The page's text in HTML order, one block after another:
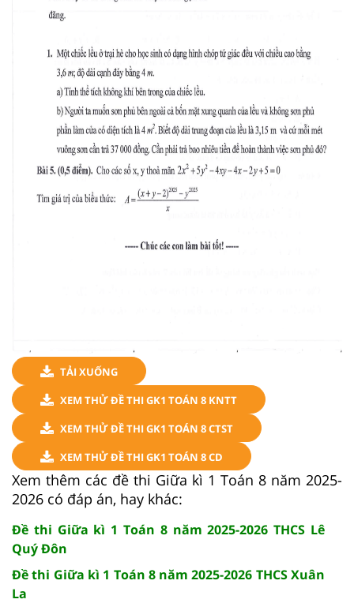
TẢI XUỐNG
XEM THỬ ĐỀ THI GK1 TOÁN 8 KNTT
XEM THỬ ĐỀ THI GK1 TOÁN 8 CTST
XEM THỬ ĐỀ THI GK1 TOÁN 8 CD
Xem thêm các đề thi Giữa kì 1 Toán 8 năm 2025-
2026 có đáp án, hay khác:
Đề thi Giữa kì 1 Toán 8 năm 2025-2026 THCS Lê
Quý Đôn
Đề thi Giữa kì 1 Toán 8 năm 2025-2026 THCS Xuân
La